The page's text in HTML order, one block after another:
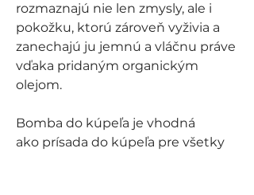
rozmaznajú nie len zmysly, ale i
pokožku, ktorú zároveň vyživia a
zanechajú ju jemnú a vláčnu práve
vďaka pridaným organickým
olejom.
Bomba do kúpeľa je vhodná
ako prísada do kúpeľa pre všetky